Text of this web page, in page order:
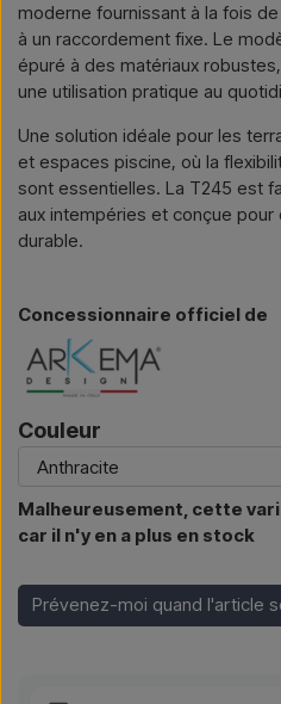
moderne fournissant à la fois
à un raccordement fixe. Le
épuré à des matériaux
une utilisation pratique au
Une solution idéale pour les
et espaces piscine, où la
sont essentielles. La T245 est
aux intempéries et conçue
durable.
Concessionnaire officiel de
Couleur
Malheureusement, cette
car il n'y en a plus en stock
Prévenez-moi quand l'article